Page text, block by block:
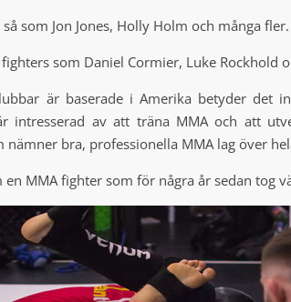
som Jon Jones, Holly Holm och många fler.
som Daniel Cormier, Luke Rockhold
är baserade i Amerika betyder det
intresserad av att träna MMA och att
bra, professionella MMA lag över
MMA fighter som för några år sedan tog